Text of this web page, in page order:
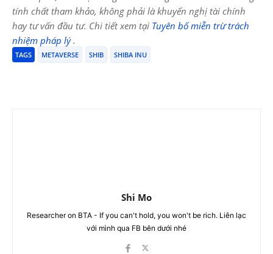
tính chất tham khảo, không phải là khuyến nghị tài chính
hay tư vấn đầu tư. Chi tiết xem tại Tuyên bố miễn trừ trách
nhiệm pháp lý.
TAGS METAVERSE SHIB SHIBA INU
Shi Mo
Researcher on BTA - If you can't hold, you won't be rich. Liên lạc
với mình qua FB bên dưới nhé